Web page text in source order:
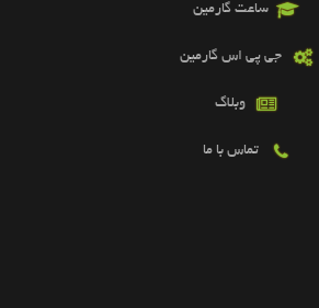
ساعت گارمین
جی پی اس گارمین
وبلاگ
تماس با ما